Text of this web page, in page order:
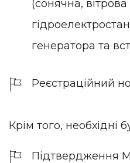
(сонячна, вітрова
генератора та
Реєстраційний
Крім того, необхідні
Підтвердження